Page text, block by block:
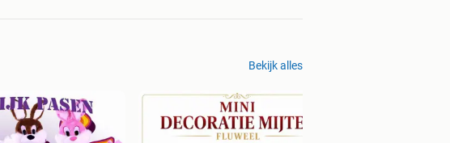
Bekijk alles